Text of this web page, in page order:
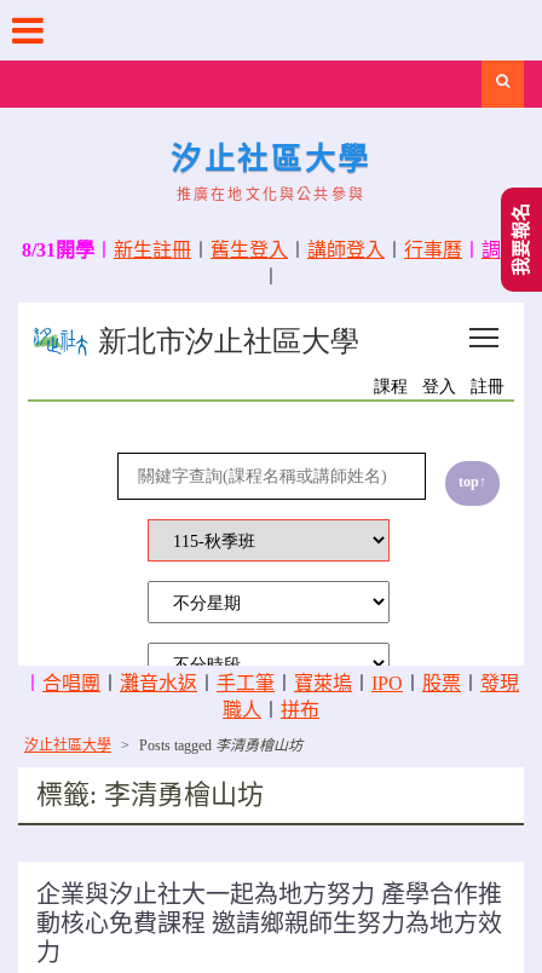
content
汐止社區大學
推廣在地文化與公共參與
8/31開學 新生註冊 舊生登入 講師登入 行事曆
調課
合唱團 灘音水返 手工筆 寶萊塢 IPO 股票
發現
職人
拼布
汐止社區大學 > Posts tagged 李清勇檜山坊
標籤: 李清勇檜山坊
企業與汐止社大一起為地方努力 產學合作推
動核心免費課程 邀請鄉親師生努力為地方效
力
我要報名